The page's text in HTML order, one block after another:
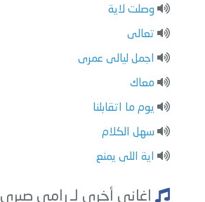
وصلت لاية
تعالى
اجمل ليالى عمرى
معاك
يوم ما اتقابلنا
سهل الكلام
اية اللى يمنع
اغاني أخرى لـ رامي صبرى